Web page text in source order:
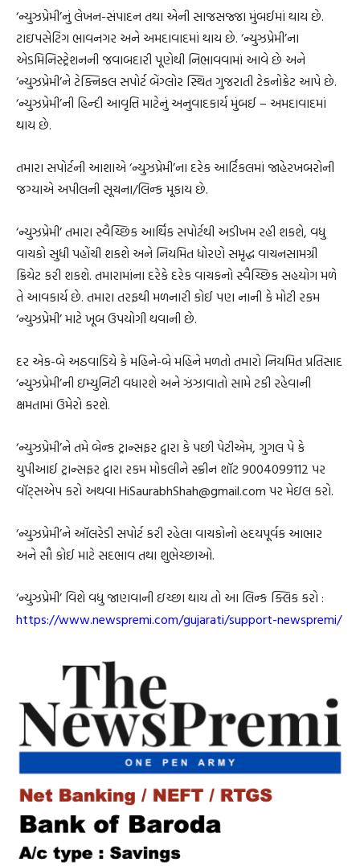
‘ન્યુઝપ્રેમી’નું લેખન-સંપાદન તથા એની સાજસજ્જા મુંબઈમાં થાય છે.
ટાઇપસેટિંગ ભાવનગર અને અમદાવાદમાં થાય છે. ‘ન્યુઝપ્રેમી’ના
એડમિનિસ્ટ્રેશનની જવાબદારી પૂણેથી નિભાવવામાં આવે છે અને
‘ન્યુઝપ્રેમી’ને ટેક્નિકલ સપોર્ટ બેંગ્લોર સ્થિત ગુજરાતી ટેકનોક્રેટ આપે છે.
‘ન્યુઝપ્રેમી’ની હિન્દી આવૃત્તિ માટેનું અનુવાદકાર્ય મુંબઈ – અમદાવાદમાં
થાય છે.
તમારા સપોર્ટની આશાએ ‘ન્યુઝપ્રેમી’ના દરેક આર્ટિકલમાં જાહેરખબરોની
જગ્યાએ અપીલની સૂચના/લિન્ક મૂકાય છે.
‘ન્યુઝપ્રેમી’ તમારા સ્વૈચ્છિક આર્થિક સપોર્ટથી અડીખમ રહી શકશે, વધુ
વાચકો સુધી પહોંચી શકશે અને નિયમિત ધોરણે સમૃદ્ધ વાચનસામગ્રી
ક્રિયેટ કરી શકશે. તમારામાંના દરેકે દરેક વાચકનો સ્વૈચ્છિક સહયોગ મળે
તે આવકાર્ય છે. તમારા તરફથી મળનારી કોઈ પણ નાની કે મોટી રકમ
‘ન્યુઝપ્રેમી’ માટે ખૂબ ઉપયોગી થવાની છે.
દર એક-બે અઠવાડિયે કે મહિને-બે મહિને મળતો તમારો નિયમિત પ્રતિસાદ
‘ન્યુઝપ્રેમી’ની ઇમ્યુનિટી વધારશે અને ઝંઝાવાતો સામે ટકી રહેવાની
ક્ષમતામાં ઉમેરો કરશે.
‘ન્યુઝપ્રેમી’ને તમે બેન્ક ટ્રાન્સફર દ્વારા કે પછી પેટીએમ, ગુગલ પે કે
યુપીઆઈ ટ્રાન્સફર દ્વારા રકમ મોકલીને સ્ક્રીન શૉટ 9004099112 પર
વૉટ્સએપ કરો અથવા HiSaurabhShah@gmail.com પર મેઇલ કરો.
‘ન્યુઝપ્રેમી’ને ઑલરેડી સપોર્ટ કરી રહેલા વાચકોનો હ્રદયપૂર્વક આભાર
અને સૌ કોઈ માટે સદભાવ તથા શુભેચ્છાઓ.
‘ન્યુઝપ્રેમી’ વિશે વધુ જાણવાની ઇચ્છા થાય તો આ લિન્ક ક્લિક કરો :
https://www.newspremi.com/gujarati/support-newspremi/